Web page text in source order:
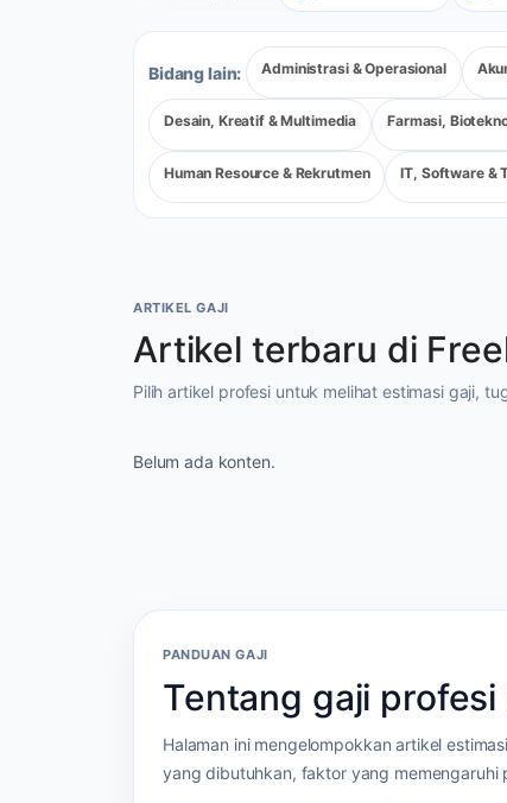
Bidang lain: Administrasi & Operasional
Desain, Kreatif & Multimedia Farmasi,
Human Resource & Rekrutmen IT, Software &
ARTIKEL GAJI
Artikel terbaru di
Pilih artikel profesi untuk melihat estimasi gaji,
Belum ada konten.
PANDUAN GAJI
Tentang gaji
Halaman ini mengelompokkan artikel
yang dibutuhkan, faktor yang memengaruhi